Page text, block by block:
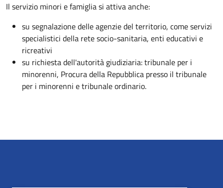
Il servizio minori e famiglia si attiva anche:
su segnalazione delle agenzie del territorio, come servizi
specialistici della rete socio-sanitaria, enti educativi e
ricreativi
su richiesta dell'autorità giudiziaria: tribunale per i
minorenni, Procura della Repubblica presso il tribunale
per i minorenni e tribunale ordinario.